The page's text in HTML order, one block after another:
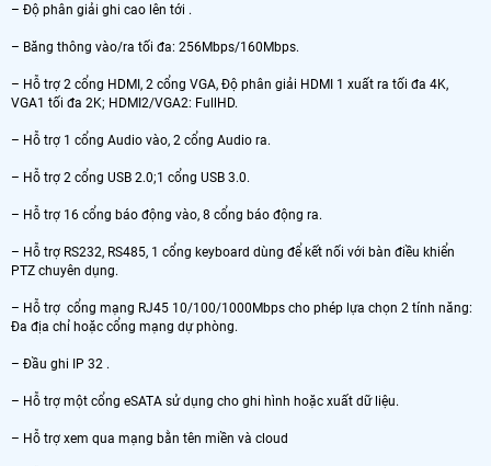
– Độ phân giải ghi cao lên tới .
– Băng thông vào/ra tối đa: 256Mbps/160Mbps.
– Hỗ trợ 2 cổng HDMI, 2 cổng VGA, Độ phân giải HDMI 1 xuất ra tối đa 4K,
VGA1 tối đa 2K; HDMI2/VGA2: FullHD.
– Hỗ trợ 1 cổng Audio vào, 2 cổng Audio ra.
– Hỗ trợ 2 cổng USB 2.0;1 cổng USB 3.0.
– Hỗ trợ 16 cổng báo động vào, 8 cổng báo động ra.
– Hỗ trợ RS232, RS485, 1 cổng keyboard dùng để kết nối với bàn điều khiển
PTZ chuyên dụng.
– Hỗ trợ cổng mạng RJ45 10/100/1000Mbps cho phép lựa chọn 2 tính năng:
Đa địa chỉ hoặc cổng mạng dự phòng.
– Đầu ghi IP 32 .
– Hỗ trợ một cổng eSATA sử dụng cho ghi hình hoặc xuất dữ liệu.
– Hỗ trợ xem qua mạng bằn tên miền và cloud